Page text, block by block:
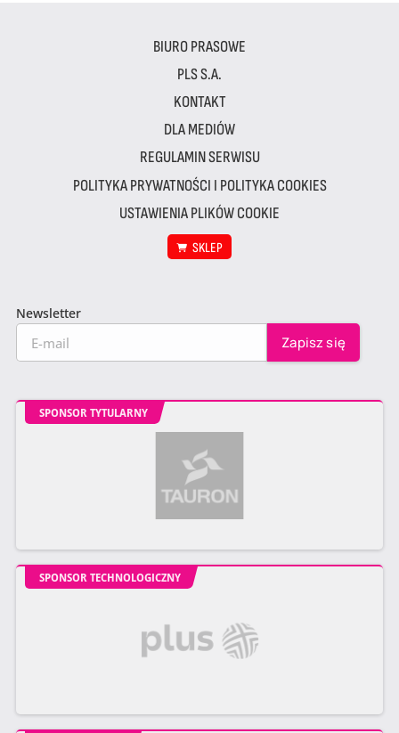
BIURO PRASOWE
PLS S.A.
KONTAKT
DLA MEDIÓW
REGULAMIN SERWISU
POLITYKA PRYWATNOŚCI I POLITYKA COOKIES
USTAWIENIA PLIKÓW COOKIE
SKLEP
Newsletter
SPONSOR TYTULARNY
SPONSOR TECHNOLOGICZNY